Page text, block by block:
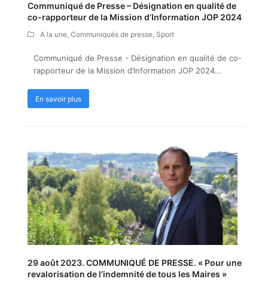
Communiqué de Presse – Désignation en qualité de
co-rapporteur de la Mission d’Information JOP 2024
A la une, Communiqués de presse, Sport
Communiqué de Presse - Désignation en qualité de co-
rapporteur de la Mission d’Information JOP 2024…
En savoir plus
29 août 2023. COMMUNIQUÉ DE PRESSE. « Pour une
revalorisation de l’indemnité de tous les Maires »